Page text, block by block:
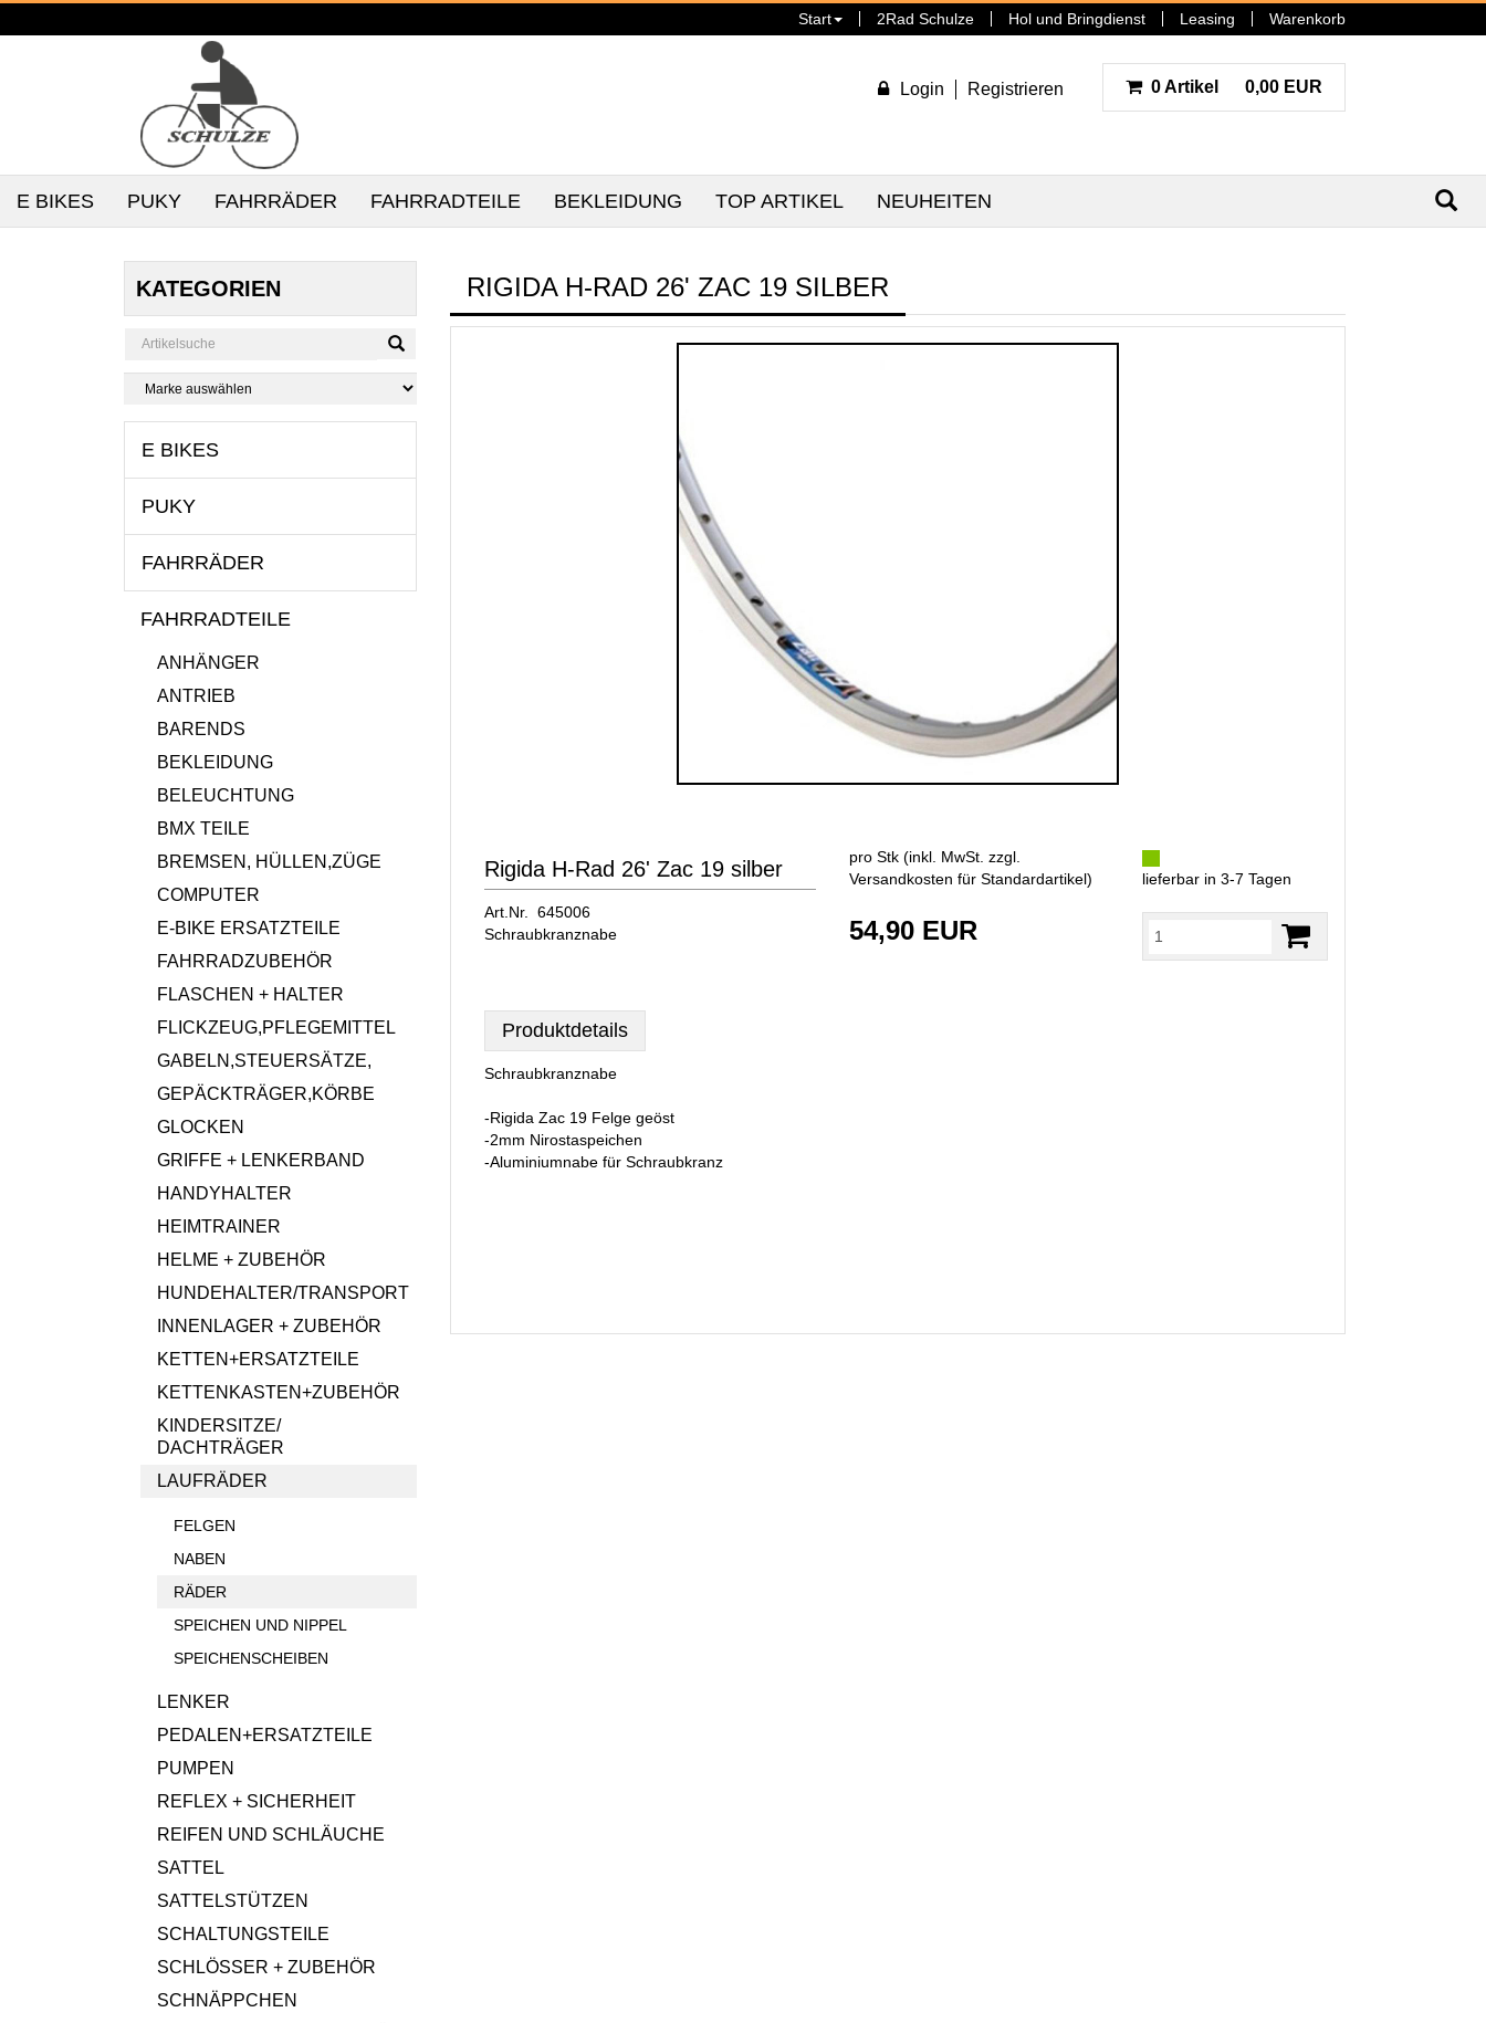
Start 2Rad Schulze Hol und Bringdienst Leasing Warenkorb
Login Registrieren 0 Artikel 0,00 EUR
E BIKES PUKY FAHRRÄDER FAHRRADTEILE BEKLEIDUNG TOP ARTIKEL NEUHEITEN
KATEGORIEN
E BIKES
PUKY
FAHRRÄDER
FAHRRADTEILE
ANHÄNGER
ANTRIEB
BARENDS
BEKLEIDUNG
BELEUCHTUNG
BMX TEILE
BREMSEN, HÜLLEN,ZÜGE
COMPUTER
E-BIKE ERSATZTEILE
FAHRRADZUBEHÖR
FLASCHEN + HALTER
FLICKZEUG,PFLEGEMITTEL
GABELN,STEUERSÄTZE,
GEPÄCKTRÄGER,KÖRBE
GLOCKEN
GRIFFE + LENKERBAND
HANDYHALTER
HEIMTRAINER
HELME + ZUBEHÖR
HUNDEHALTER/TRANSPORT
INNENLAGER + ZUBEHÖR
KETTEN+ERSATZTEILE
KETTENKASTEN+ZUBEHÖR
KINDERSITZE/
DACHTRÄGER
LAUFRÄDER
FELGEN
NABEN
RÄDER
SPEICHEN UND NIPPEL
SPEICHENSCHEIBEN
LENKER
PEDALEN+ERSATZTEILE
PUMPEN
REFLEX + SICHERHEIT
REIFEN UND SCHLÄUCHE
SATTEL
SATTELSTÜTZEN
SCHALTUNGSTEILE
SCHLÖSSER + ZUBEHÖR
SCHNÄPPCHEN
RIGIDA H-RAD 26' ZAC 19 SILBER
Rigida H-Rad 26' Zac 19 silber
Art.Nr. 645006
Schraubkranznabe
pro Stk (inkl. MwSt. zzgl.
Versandkosten für Standardartikel)
54,90 EUR
lieferbar in 3-7 Tagen
Produktdetails
Schraubkranznabe
-Rigida Zac 19 Felge geöst
-2mm Nirostaspeichen
-Aluminiumnabe für Schraubkranz